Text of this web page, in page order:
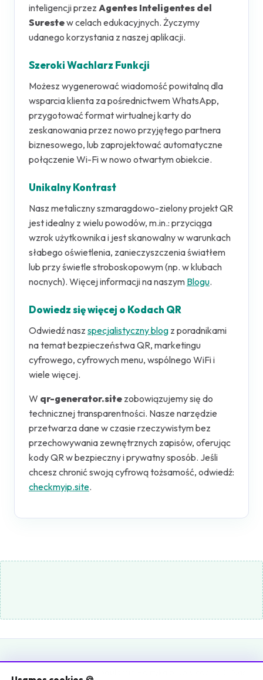
inteligencji przez Agentes Inteligentes del
Surestew celach edukacyjnych. Życzymy
udanego korzystania z naszej aplikacji.
Szeroki Wachlarz Funkcji
Możesz wygenerować wiadomość powitalną dla
wsparcia klienta za pośrednictwem WhatsApp,
przygotować format wirtualnej karty do
zeskanowania przez nowo przyjętego partnera
biznesowego, lub zaprojektować automatyczne
połączenie Wi-Fi w nowo otwartym obiekcie.
Unikalny Kontrast
Nasz metaliczny szmaragdowo-zielony projekt QR
jest idealny z wielu powodów, m.in.: przyciąga
wzrok użytkownika i jest skanowalny w warunkach
słabego oświetlenia, zanieczyszczenia światłem
lub przy świetle stroboskopowym (np. w klubach
nocnych). Więcej informacji na naszym Blogu.
Dowiedz się więcej o Kodach QR
Odwiedź nasz specjalistyczny blog z poradnikami
na temat bezpieczeństwa QR, marketingu
cyfrowego, cyfrowych menu, wspólnego WiFi i
wiele więcej.
W qr-generator.site zobowiązujemy się do
technicznej transparentności. Nasze narzędzie
przetwarza dane w czasie rzeczywistym bez
przechowywania zewnętrznych zapisów, oferując
kody QR w bezpieczny i prywatny sposób. Jeśli
chcesz chronić swoją cyfrową tożsamość, odwiedź:
checkmyip.site.